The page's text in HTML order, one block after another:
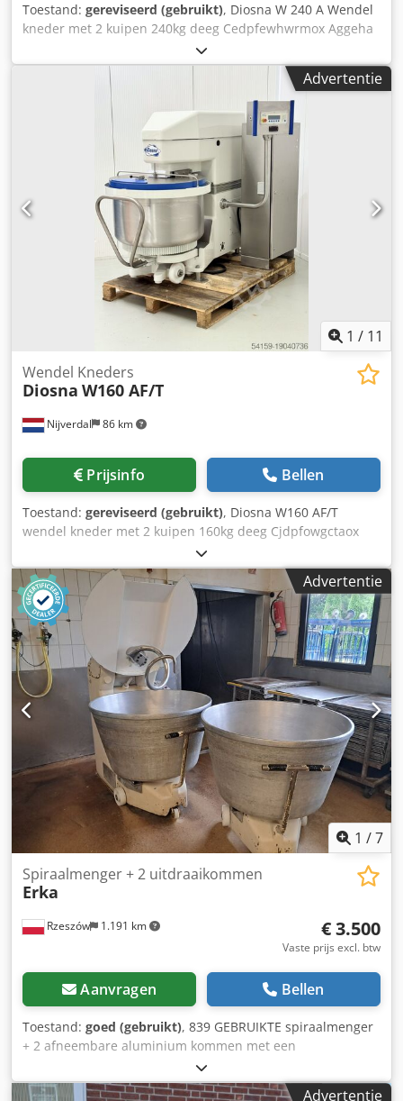
Toestand: gereviseerd (gebruikt), Diosna W 240 A Wendel
kneder met 2 kuipen 240kg deeg Cedpfewhwrmox Aggeha
2 snelheden met frequentieregelaar originele Diosna
digitale besturing schraper temperatuur meting kortere
kneedtijd snelle deegsequentie lagere deegopwarming
geschikt voor alle soorten deeg, dankzij het zachte kneden
capaciteit in bloem 150kg inhoud van de kuip 370 liter
Advertentie
1 / 11
Nijverdal 86 km
Wendel Kneders
Diosna W160 AF/T
Prijsinfo Bellen
Toestand: gereviseerd (gebruikt), Diosna W160 AF/T
wendel kneder met 2 kuipen 160kg deeg Cjdpfowgctaox
Aggjha 2 snelheden met frequentieregelaar originele
Diosna digitale besturing schraper temperatuur meting
tandwiel aandrijving kortere kneedtijd snelle
deegsequentie lagere deegopwarming geschikt voor alle
soorten deeg, dankzij het zachte kneden capaciteit in
bloem 100kg inhoud van de kuip 260 liter kneedarm
aandrijving 8.5/15 KW kuipaandrijving 1,1 KW hydraulische
aandrijving 0.75 KW
Advertentie
1 /7
Rzeszów 1.191 km
Spiraalmenger + 2 uitdraaikommen
Erka
€ 3.500
Vaste prijs excl. btw
Aanvragen Bellen
Toestand: goed (gebruikt), 839 GEBRUIKTE spiraalmenger
+ 2 afneembare aluminium kommen met een
deegcapaciteit van ongeveer 120 kg. EXTERNE
AFMETINGEN (in cm.): - L: 134, - breedte: 95, - H 132,
Advertentie